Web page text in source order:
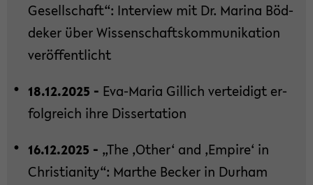
Ge­sell­schaft“: In­ter­view mit Dr. Ma­ri­na Böd­
de­ker über Wis­sen­schafts­kom­mu­ni­ka­ti­on
ver­öf­fent­licht
18.12.2025 - Eva-​Maria Gil­lich ver­tei­digt er­
folg­reich ihre Dis­ser­ta­ti­on
16.12.2025 - „The ‚Other‘ and ‚Em­pi­re‘ in
Chris­tia­ni­ty“: Mar­the Be­cker in Durham